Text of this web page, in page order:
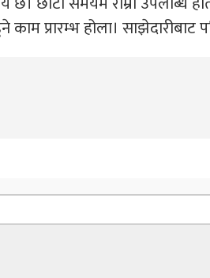
प्रारम्भ होला।